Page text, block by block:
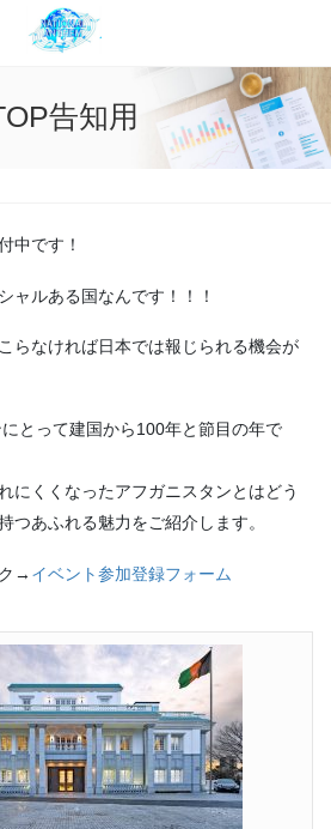
告知用
中です！
ャルある国なんです！！！
らなければ日本では報じられる機会が
とって建国から100年と節目の年で
にくくなったアフガニスタンとはどう
つあふれる魅力をご紹介します。
→ イベント参加登録フォーム